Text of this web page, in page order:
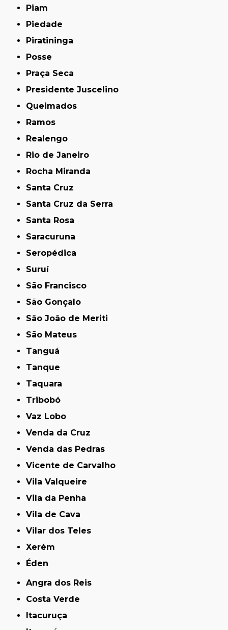
Piam
Piedade
Piratininga
Posse
Praça Seca
Presidente Juscelino
Queimados
Ramos
Realengo
Rio de Janeiro
Rocha Miranda
Santa Cruz
Santa Cruz da Serra
Santa Rosa
Saracuruna
Seropédica
Suruí
São Francisco
São Gonçalo
São João de Meriti
São Mateus
Tanguá
Tanque
Taquara
Tribobó
Vaz Lobo
Venda da Cruz
Venda das Pedras
Vicente de Carvalho
Vila Valqueire
Vila da Penha
Vila de Cava
Vilar dos Teles
Xerém
Éden
Angra dos Reis
Costa Verde
Itacuruça